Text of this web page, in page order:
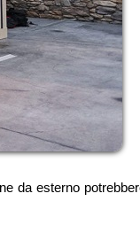
da esterno